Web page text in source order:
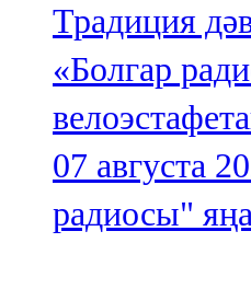
Традиция
«Болгар
07 августа
радиосы"